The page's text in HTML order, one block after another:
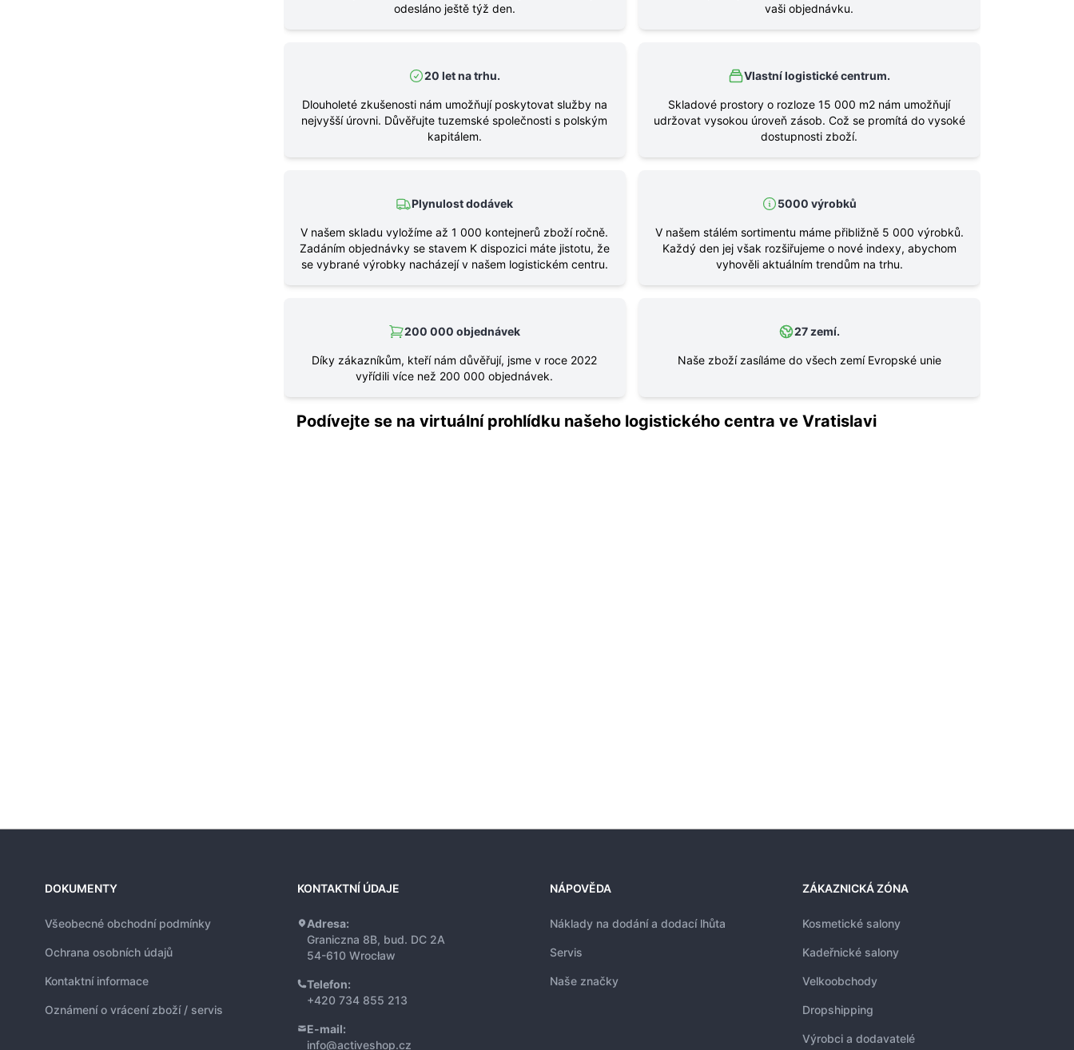
odesláno ještě týž den.
vaši objednávku.
20 let na trhu.
Dlouholeté zkušenosti nám umožňují poskytovat služby na
nejvyšší úrovni. Důvěřujte tuzemské společnosti s polským
kapitálem.
Vlastní logistické centrum.
Skladové prostory o rozloze 15 000 m2 nám umožňují
udržovat vysokou úroveň zásob. Což se promítá do vysoké
dostupnosti zboží.
Plynulost dodávek
V našem skladu vyložíme až 1 000 kontejnerů zboží ročně.
Zadáním objednávky se stavem K dispozici máte jistotu, že
se vybrané výrobky nacházejí v našem logistickém centru.
5000 výrobků
V našem stálém sortimentu máme přibližně 5 000 výrobků.
Každý den jej však rozšiřujeme o nové indexy, abychom
vyhověli aktuálním trendům na trhu.
200 000 objednávek
Díky zákazníkům, kteří nám důvěřují, jsme v roce 2022
vyřídili více než 200 000 objednávek.
27 zemí.
Naše zboží zasíláme do všech zemí Evropské unie
Podívejte se na virtuální prohlídku našeho logistického centra ve Vratislavi
DOKUMENTY
Všeobecné obchodní podmínky
Ochrana osobních údajů
Kontaktní informace
Oznámení o vrácení zboží / servis
KONTAKTNÍ ÚDAJE
Adresa:
Graniczna 8B, bud. DC 2A
54-610 Wrocław
Telefon:
+420 734 855 213
E-mail:
info@activeshop.cz
NÁPOVĚDA
Náklady na dodání a dodací lhůta
Servis
Naše značky
ZÁKAZNICKÁ ZÓNA
Kosmetické salony
Kadeřnické salony
Velkoobchody
Dropshipping
Výrobci a dodavatelé